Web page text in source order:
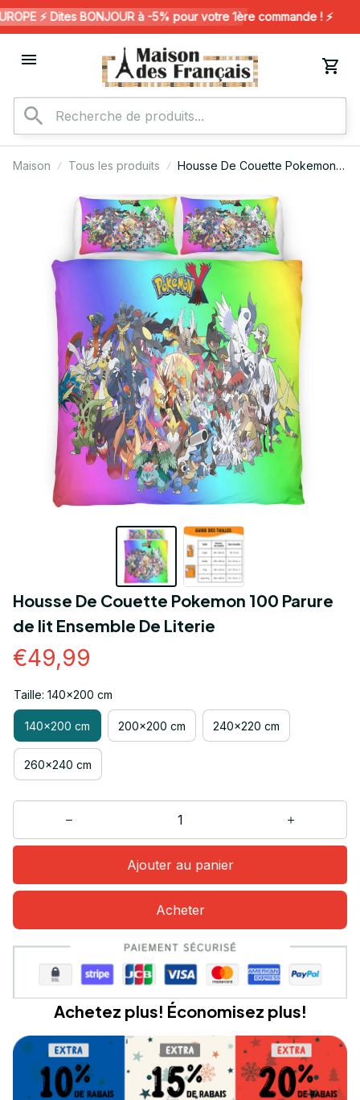
⚡️ Dites BONJOUR à -5% pour votre 1ère commande ! ⚡️
Maison Tous les produits
Housse De Couette Pokemon
Literie
Housse De Couette Pokemon 100 Parure
de lit Ensemble De Literie
€49,99
Taille: 140x200 cm
140x200 cm 200x200 cm 240x220 cm
260x240 cm
Ajouter au panier
Acheter
Achetez plus! Économisez plus!